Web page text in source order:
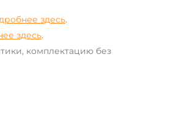
здесь.
здесь.
комплектацию без